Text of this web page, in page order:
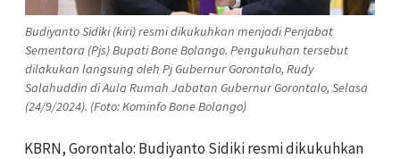
Budiyanto Sidiki (kiri) resmi dikukuhkan menjadi Penjabat
Sementara (Pjs) Bupati Bone Bolango. Pengukuhan tersebut
dilakukan langsung oleh Pj Gubernur Gorontalo, Rudy
Salahuddin di Aula Rumah Jabatan Gubernur Gorontalo, Selasa
(24/9/2024). (Foto: Kominfo Bone Bolango)
KBRN, Gorontalo: Budiyanto Sidiki resmi dikukuhkan